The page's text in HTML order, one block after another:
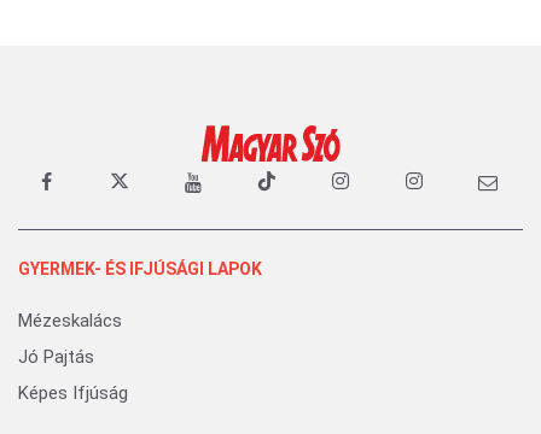
GYERMEK- ÉS IFJÚSÁGI LAPOK
Mézeskalács
Jó Pajtás
Képes Ifjúság